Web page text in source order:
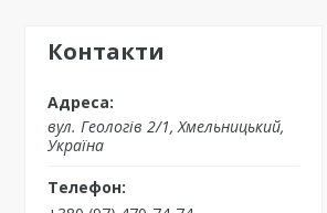
Контакти
вул. Геологів 2/1, Хмельницький,
Україна